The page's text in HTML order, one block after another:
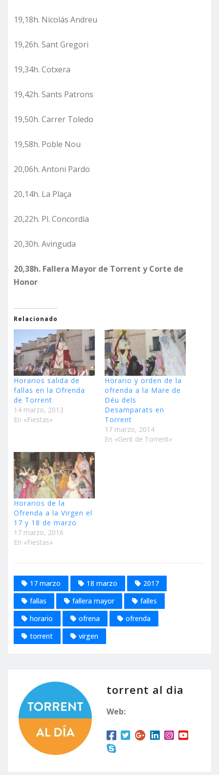
19,18h. Nicolás Andreu
19,26h. Sant Gregori
19,34h. Cotxera
19,42h. Sants Patrons
19,50h. Carrer Toledo
19,58h. Poble Nou
20,06h. Antoni Pardo
20,14h. La Plaça
20,22h. Pl. Concordia
20,30h. Avinguda
20,38h. Fallera Mayor de Torrent y Corte de
Honor
Relacionado
Horarios salida de
fallas en la Ofrenda
de Torrent
14 marzo, 2013
En «Fiestas»
Horario y orden de la
ofrenda a la Mare de
Déu dels
Desamparats en
Torrent
17 marzo, 2014
En «Gent de Torrent»
Horarios de la
Ofrenda a la Virgen el
17 y 18 de marzo
17 marzo, 2016
En «Fiestas»
17 marzo 18 marzo
2017
fallas
fallera mayor
falles
horario
ofrena
ofrenda
torrent
virgen
torrent al dia
Web: